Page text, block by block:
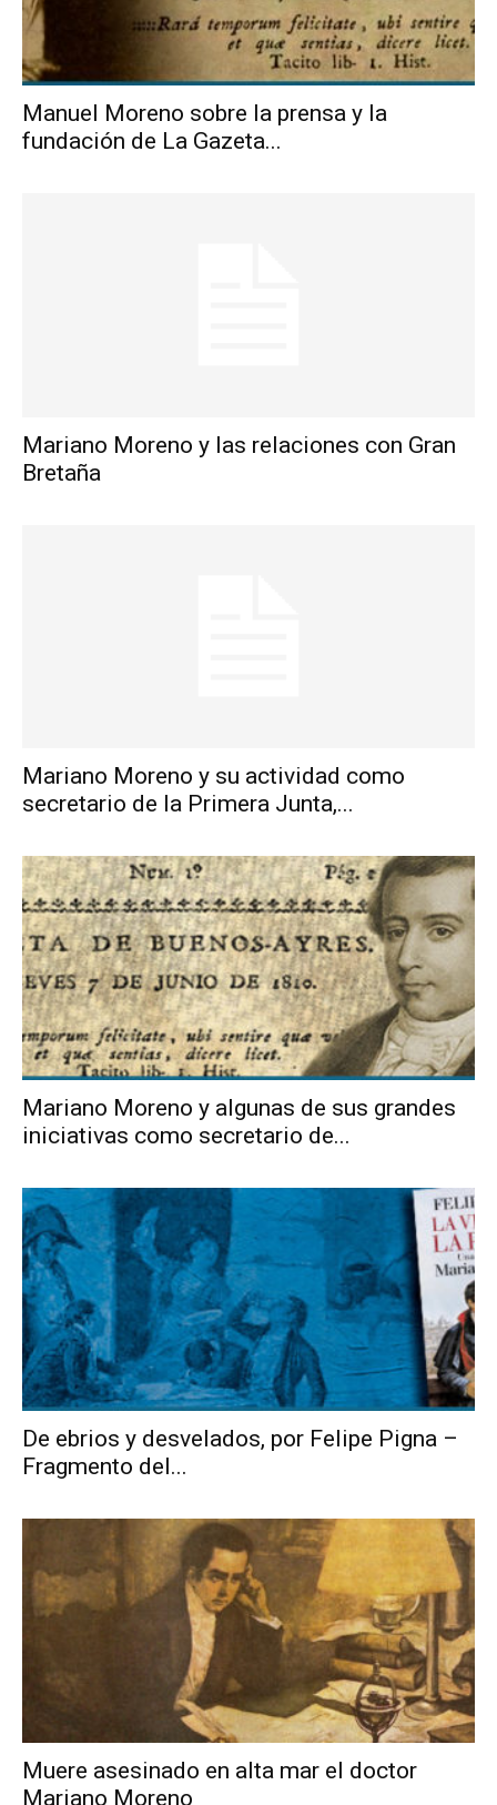
Manuel Moreno sobre la prensa y la
fundación de La Gazeta...
Mariano Moreno y las relaciones con Gran
Bretaña
Mariano Moreno y su actividad como
secretario de la Primera Junta,...
Mariano Moreno y algunas de sus grandes
iniciativas como secretario de...
De ebrios y desvelados, por Felipe Pigna –
Fragmento del...
Muere asesinado en alta mar el doctor
Mariano Moreno